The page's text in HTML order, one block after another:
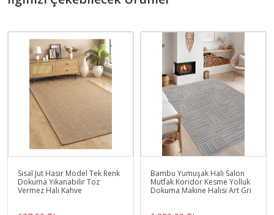
Sisal Jut Hasır Model Tek Renk
Dokuma Yıkanabilir Toz
Vermez Halı Kahve
Bambu Yumuşak Halı Salon
Mutfak Koridor Kesme Yolluk
Dokuma Makine Halısı Art Gri